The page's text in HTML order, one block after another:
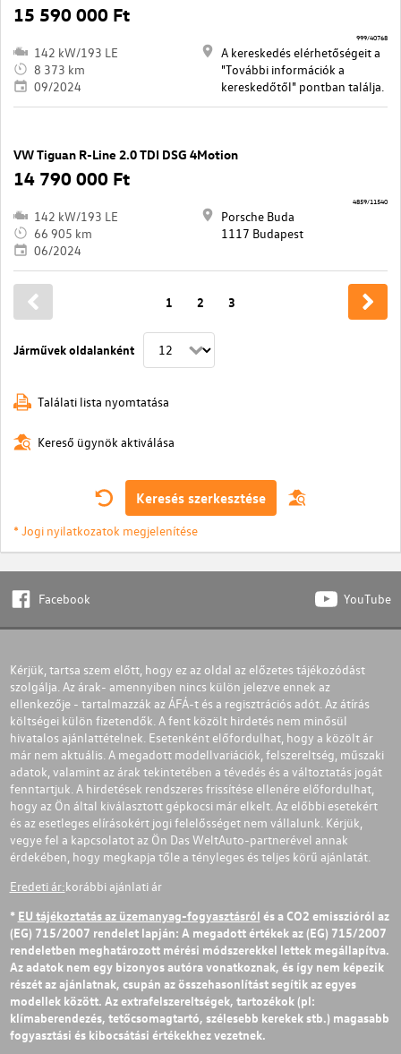
15 590 000 Ft
142 kW/193 LE
8 373 km
09/2024
A kereskedés elérhetőségeit a
"További információk a
kereskedőtől" pontban találja.
999/40768
VW Tiguan R-Line 2.0 TDI DSG 4Motion
14 790 000 Ft
142 kW/193 LE
66 905 km
06/2024
Porsche Buda
1117 Budapest
4859/11540
Járművek oldalanként
1 2 3
Találati lista nyomtatása
Kereső ügynök aktiválása
Keresés szerkesztése
* Jogi nyilatkozatok megjelenítése
Facebook YouTube
Kérjük, tartsa szem előtt, hogy ez az oldal az előzetes tájékozódást
szolgálja. Az árak- amennyiben nincs külön jelezve ennek az
ellenkezője - tartalmazzák az ÁFÁ-t és a regisztrációs adót. Az átírás
költségei külön fizetendők. A fent közölt hirdetés nem minősül
hivatalos ajánlattételnek. Esetenként előfordulhat, hogy a közölt ár
már nem aktuális. A megadott modellvariációk, felszereltség, műszaki
adatok, valamint az árak tekintetében a tévedés és a változtatás jogát
fenntartjuk. A hirdetések rendszeres frissítése ellenére előfordulhat,
hogy az Ön által kiválasztott gépkocsi már elkelt. Az előbbi esetekért
és az esetleges elírásokért jogi felelősséget nem vállalunk. Kérjük,
vegye fel a kapcsolatot az Ön Das WeltAuto-partnerével annak
érdekében, hogy megkapja tőle a tényleges és teljes körű ajánlatát.
Eredeti ár:korábbi ajánlati ár
* EU tájékoztatás az üzemanyag-fogyasztásról és a CO2 emisszióról az
(EG) 715/2007 rendelet lapján: A megadott értékek az (EG) 715/2007
rendeletben meghatározott mérési módszerekkel lettek megállapítva.
Az adatok nem egy bizonyos autóra vonatkoznak, és így nem képezik
részét az ajánlatnak, csupán az összehasonlítást segítik az egyes
modellek között. Az extrafelszereltségek, tartozékok (pl:
klímaberendezés, tetőcsomagtartó, szélesebb kerekek stb.) magasabb
fogyasztási és kibocsátási értékekhez vezetnek.